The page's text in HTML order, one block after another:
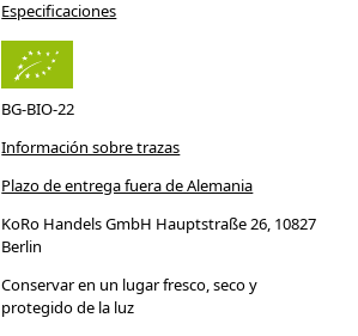
Especificaciones
BG-BIO-22
Información sobre trazas
Plazo de entrega fuera de Alemania
KoRo Handels GmbH Hauptstraße 26, 10827
Berlin
Conservar en un lugar fresco, seco y
protegido de la luz